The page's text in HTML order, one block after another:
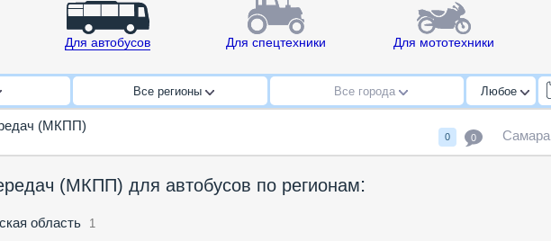
Для автобусов Для спецтехники Для мототехники
Все регионы Все города Любое
(МКПП)
0 0 Самара
(МКПП) для автобусов по регионам:
область 1